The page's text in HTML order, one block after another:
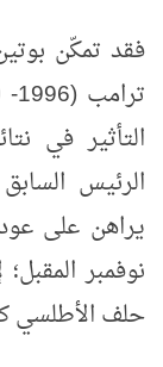
فقد تمكّن
التأثير في
الرئيس
يراهن على
نوفمبر
حلف الأطلسي